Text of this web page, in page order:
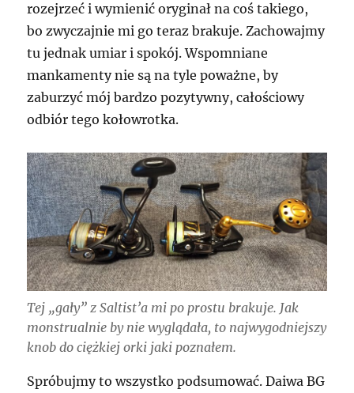
rozejrzeć i wymienić oryginał na coś takiego,
bo zwyczajnie mi go teraz brakuje. Zachowajmy
tu jednak umiar i spokój. Wspomniane
mankamenty nie są na tyle poważne, by
zaburzyć mój bardzo pozytywny, całościowy
odbiór tego kołowrotka.
Tej „gały” z Saltist’a mi po prostu brakuje. Jak
monstrualnie by nie wyglądała, to najwygodniejszy
knob do ciężkiej orki jaki poznałem.
Spróbujmy to wszystko podsumować. Daiwa BG